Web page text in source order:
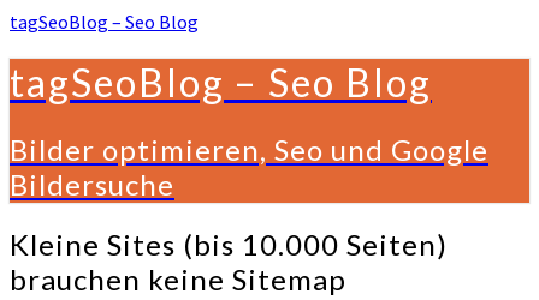
tagSeoBlog – Seo Blog
tagSeoBlog – Seo Blog
Bilder optimieren, Seo und Google
Bildersuche
Kleine
Sites
(bis
Kleine Sites (bis 10.000 Seiten)
brauchen keine Sitemap